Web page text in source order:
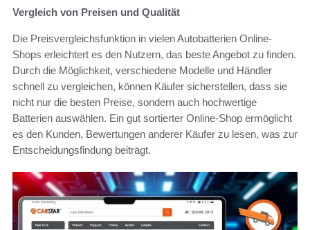
Vergleich von Preisen und Qualität
Die Preisvergleichsfunktion in vielen Autobatterien Online-
Shops erleichtert es den Nutzern, das beste Angebot zu finden.
Durch die Möglichkeit, verschiedene Modelle und Händler
schnell zu vergleichen, können Käufer sicherstellen, dass sie
nicht nur die besten Preise, sondern auch hochwertige
Batterien auswählen. Ein gut sortierter Online-Shop ermöglicht
es den Kunden, Bewertungen anderer Käufer zu lesen, was zur
Entscheidungsfindung beiträgt.